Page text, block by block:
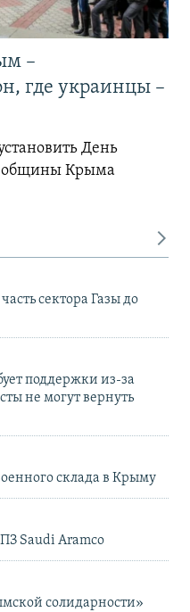
–
где украинцы –
День
общины Крыма
сектора Газы до
поддержки из-за
не могут вернуть
склада в Крыму
Saudi Aramco
солидарности»